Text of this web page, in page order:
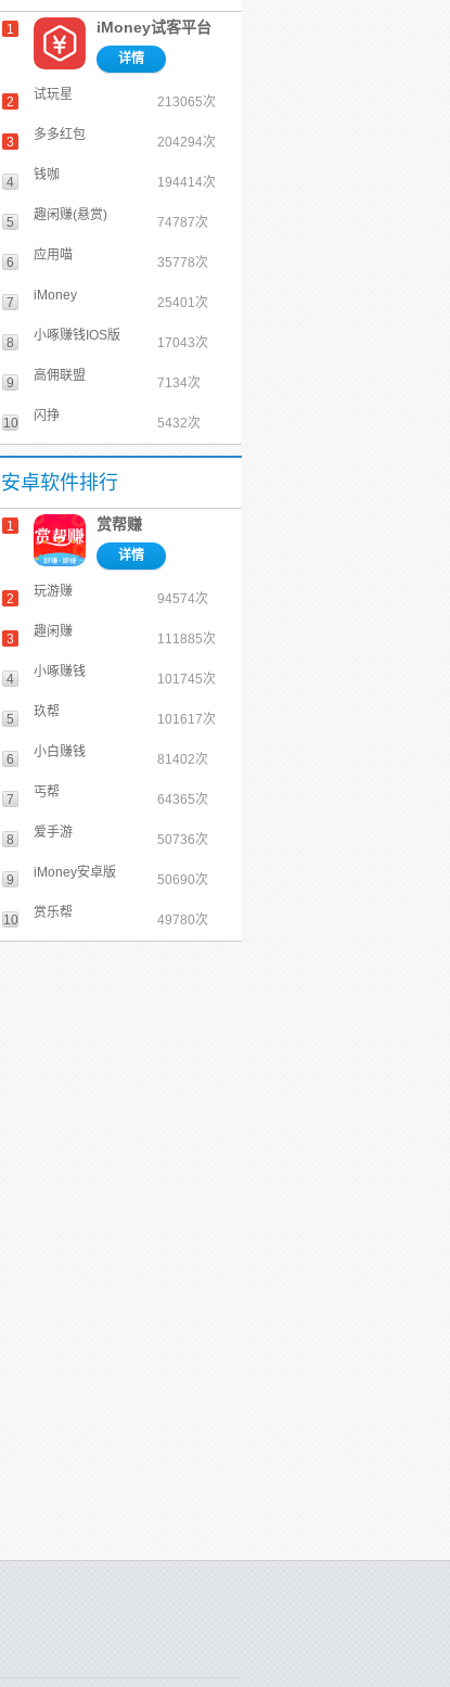
1 iMoney试客平台
详情
2 试玩星 213065次
3 多多红包 204294次
4 钱咖 194414次
5 趣闲赚(悬赏) 74787次
6 应用喵 35778次
7 iMoney 25401次
8 小啄赚钱IOS版 17043次
9 高佣联盟 7134次
10 闪挣 5432次
安卓软件排行
1 赏帮赚
详情
2 玩游赚 94574次
3 趣闲赚 111885次
4 小啄赚钱 101745次
5 玖帮 101617次
6 小白赚钱 81402次
7 丐帮 64365次
8 爱手游 50736次
9 iMoney安卓版 50690次
10 赏乐帮 49780次